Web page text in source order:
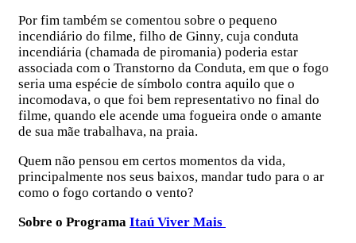
Por fim também se comentou sobre o pequeno
incendiário do filme, filho de Ginny, cuja conduta
incendiária (chamada de piromania) poderia estar
associada com o Transtorno da Conduta, em que o fogo
seria uma espécie de símbolo contra aquilo que o
incomodava, o que foi bem representativo no final do
filme, quando ele acende uma fogueira onde o amante
de sua mãe trabalhava, na praia.
Quem não pensou em certos momentos da vida,
principalmente nos seus baixos, mandar tudo para o ar
como o fogo cortando o vento?
Sobre o Programa Itaú Viver Mais